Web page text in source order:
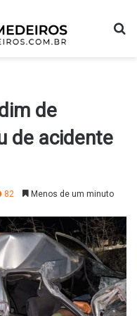
de
de acidente
82 Menos de um minuto